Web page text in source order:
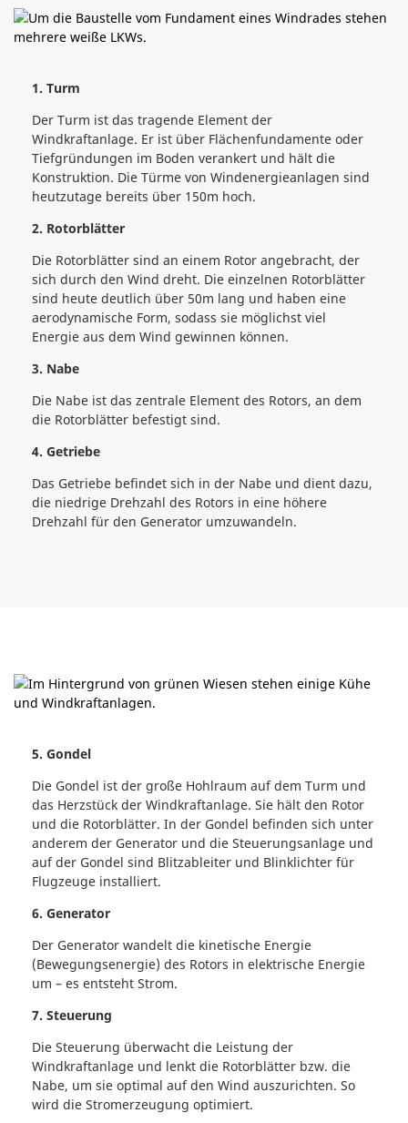
1. Turm
Der Turm ist das tragende Element der
Windkraftanlage. Er ist über Flächenfundamente oder
Tiefgründungen im Boden verankert und hält die
Konstruktion. Die Türme von Windenergieanlagen sind
heutzutage bereits über 150m hoch.
2. Rotorblätter
Die Rotorblätter sind an einem Rotor angebracht, der
sich durch den Wind dreht. Die einzelnen Rotorblätter
sind heute deutlich über 50m lang und haben eine
aerodynamische Form, sodass sie möglichst viel
Energie aus dem Wind gewinnen können.
3. Nabe
Die Nabe ist das zentrale Element des Rotors, an dem
die Rotorblätter befestigt sind.
4. Getriebe
Das Getriebe befindet sich in der Nabe und dient dazu,
die niedrige Drehzahl des Rotors in eine höhere
Drehzahl für den Generator umzuwandeln.
5. Gondel
Die Gondel ist der große Hohlraum auf dem Turm und
das Herzstück der Windkraftanlage. Sie hält den Rotor
und die Rotorblätter. In der Gondel befinden sich unter
anderem der Generator und die Steuerungsanlage und
auf der Gondel sind Blitzableiter und Blinklichter für
Flugzeuge installiert.
6. Generator
Der Generator wandelt die kinetische Energie
(Bewegungsenergie) des Rotors in elektrische Energie
um – es entsteht Strom.
7. Steuerung
Die Steuerung überwacht die Leistung der
Windkraftanlage und lenkt die Rotorblätter bzw. die
Nabe, um sie optimal auf den Wind auszurichten. So
wird die Stromerzeugung optimiert.